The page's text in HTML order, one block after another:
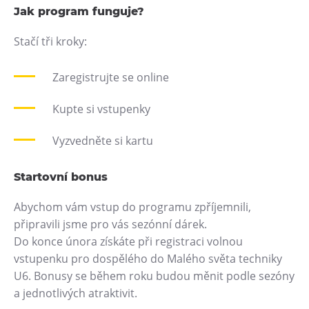
Heligonka
HopJump
Národní zemědělské muzeum
Fajna Dilna
Hornické muzeum
Občerstvení
Bolt Café
Kavárna Velký Svět techniky
Jak program funguje?
Stačí tři kroky:
Zaregistrujte se online
Kupte si vstupenky
Vyzvedněte si kartu
Startovní bonus
Abychom vám vstup do programu zpříjemnili,
připravili jsme pro vás sezónní dárek.
Do konce února získáte při registraci volnou
vstupenku pro dospělého do Malého světa techniky
U6. Bonusy se během roku budou měnit podle sezóny
a jednotlivých atraktivit.